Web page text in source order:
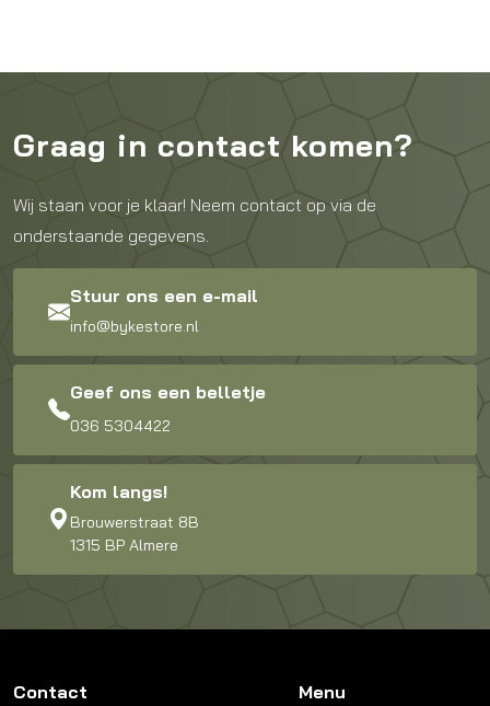
Graag in contact komen?
Wij staan voor je klaar! Neem contact op via de
onderstaande gegevens.
Stuur ons een e-mail
info@bykestore.nl
Geef ons een belletje
036 5304422
Kom langs!
Brouwerstraat 8B
1315 BP Almere
Contact Menu